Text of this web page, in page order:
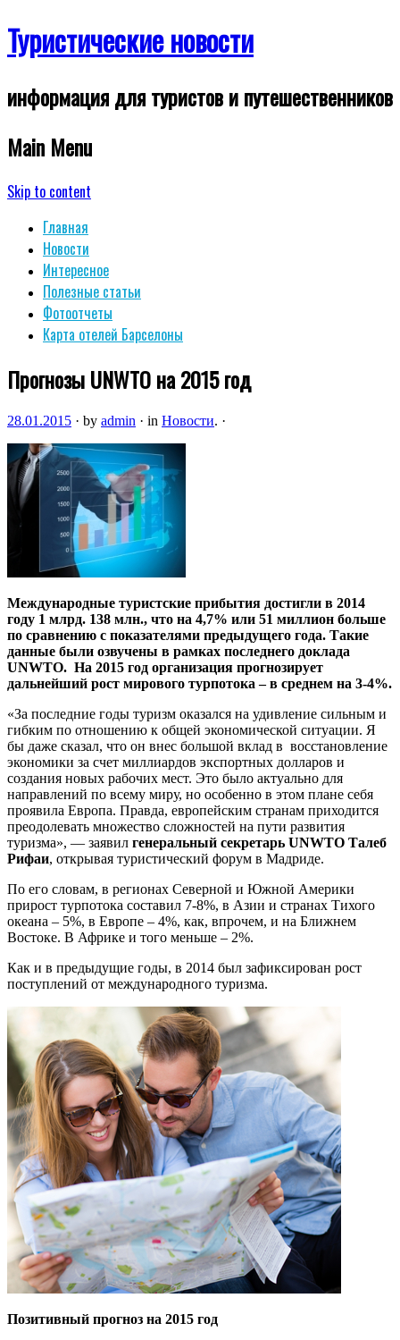
Туристические новости
информация для туристов и путешественников
Main Menu
Skip to content
Главная
Новости
Интересное
Полезные статьи
Фотоотчеты
Карта отелей Барселоны
Прогнозы UNWTO на 2015 год
28.01.2015 · by admin · in Новости. ·
Международные туристские прибытия достигли в 2014
году 1 млрд. 138 млн., что на 4,7% или 51 миллион больше
по сравнению с показателями предыдущего года. Такие
данные были озвучены в рамках последнего доклада
UNWTO. На 2015 год организация прогнозирует
дальнейший рост мирового турпотока – в среднем на 3-4%.
«За последние годы туризм оказался на удивление сильным и
гибким по отношению к общей экономической ситуации. Я
бы даже сказал, что он внес большой вклад в восстановление
экономики за счет миллиардов экспортных долларов и
создания новых рабочих мест. Это было актуально для
направлений по всему миру, но особенно в этом плане себя
проявила Европа. Правда, европейским странам приходится
преодолевать множество сложностей на пути развития
туризма», — заявил генеральный секретарь UNWTO Талеб
Рифаи, открывая туристический форум в Мадриде.
По его словам, в регионах Северной и Южной Америки
прирост турпотока составил 7-8%, в Азии и странах Тихого
океана – 5%, в Европе – 4%, как, впрочем, и на Ближнем
Востоке. В Африке и того меньше – 2%.
Как и в предыдущие годы, в 2014 был зафиксирован рост
поступлений от международного туризма.
Позитивный прогноз на 2015 год